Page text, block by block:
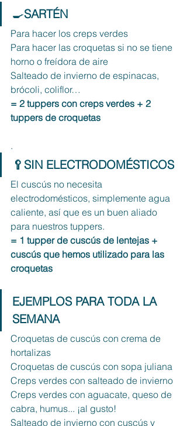
🍳SARTÉN
Para hacer los creps verdes
Para hacer las croquetas si no se tiene
horno o freídora de aire
Salteado de invierno de espinacas,
brócoli, coliflor…
= 2 tuppers con creps verdes + 2
tuppers de croquetas
.
🥄SIN ELECTRODOMÉSTICOS
El cuscús no necesita
electrodomésticos, simplemente agua
caliente, así que es un buen aliado
para nuestros tuppers.
= 1 tupper de cuscús de lentejas +
cuscús que hemos utilizado para las
croquetas
EJEMPLOS PARA TODA LA
SEMANA
Croquetas de cuscús con crema de
hortalizas
Croquetas de cuscús con sopa juliana
Creps verdes con salteado de invierno
Creps verdes con aguacate, queso de
cabra, humus... ¡al gusto!
Salteado de invierno con cuscús y